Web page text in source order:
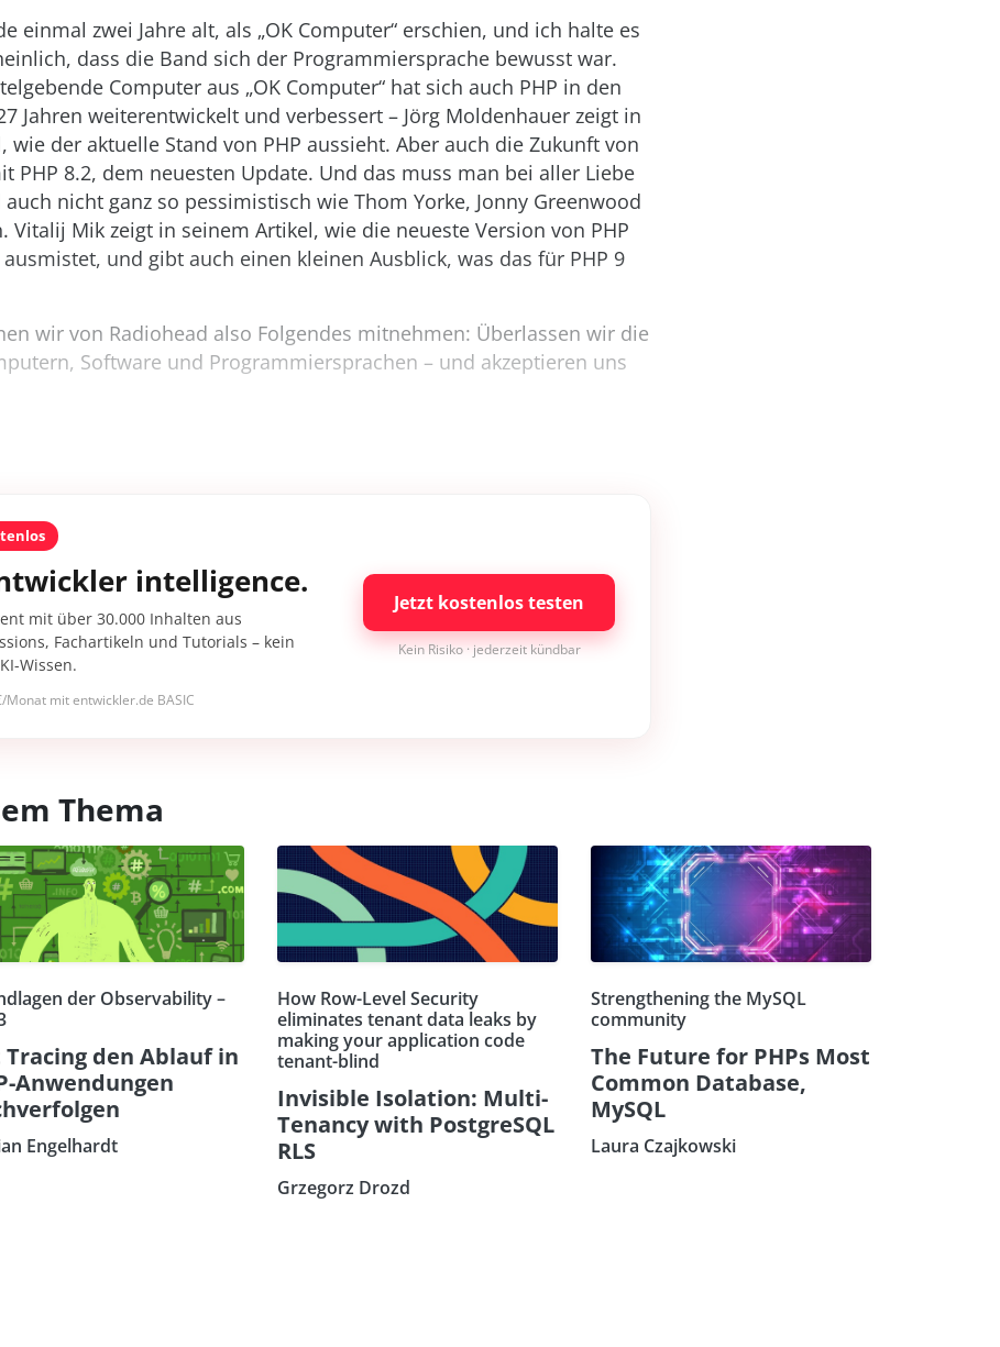
einmal zwei Jahre alt, als „OK Computer“ erschien, und ich halte es
dass die Band sich der Programmiersprache bewusst war.
Computer aus „OK Computer“ hat sich auch PHP in den
Jahren weiterentwickelt und verbessert – Jörg Moldenhauer zeigt in
wie der aktuelle Stand von PHP aussieht. Aber auch die Zukunft von
PHP 8.2, dem neuesten Update. Und das muss man bei aller Liebe
nicht ganz so pessimistisch wie Thom Yorke, Jonny Greenwood
Vitalij Mik zeigt in seinem Artikel, wie die neueste Version von PHP
und gibt auch einen kleinen Ausblick, was das für PHP 9
wir von Radiohead also Folgendes mitnehmen: Überlassen wir die
Software und Programmiersprachen – und akzeptieren uns
intelligence.
mit über 30.000 Inhalten aus
Fachartikeln und Tutorials – kein
Wissen.
Monat mit entwickler.de BASIC
Jetzt kostenlos testen
Kein Risiko · jederzeit kündbar
Thema
der Observability –
den Ablauf in
Anwendungen
Engelhardt
How Row-Level Security
eliminates tenant data leaks by
making your application code
tenant-blind
Invisible Isolation: Multi-
Tenancy with PostgreSQL
RLS
Grzegorz Drozd
Strengthening the MySQL
community
The Future for PHPs Most
Common Database,
MySQL
Laura Czajkowski